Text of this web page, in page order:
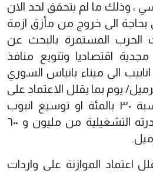
، وذلك ما لم يتحقق لحد الان
بحاجة الى خروج من مأزق ازمة
الحرب المستمرة بالبحث عن
اقتصاديا وتنويع منافذ
الى ميناء بانياس السوري
يوم بما يقلل الاعتماد على
التصدير من الخليج بنسبة ٣٠ بالمئة او توسيع انبوب
جيهان التركي وزيادة قدرته التشغيلية من مليون و ٦٠٠
اعتماد الموازنة على واردات